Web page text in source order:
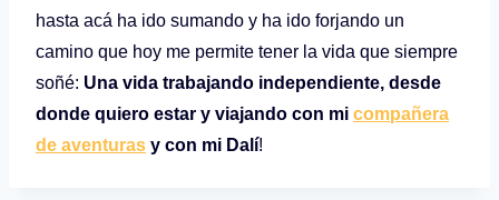
hasta acá ha ido sumando y ha ido forjando un
camino que hoy me permite tener la vida que siempre
soñé: Una vida trabajando independiente, desde
donde quiero estar y viajando con mi compañera
de aventuras y con mi Dalí!